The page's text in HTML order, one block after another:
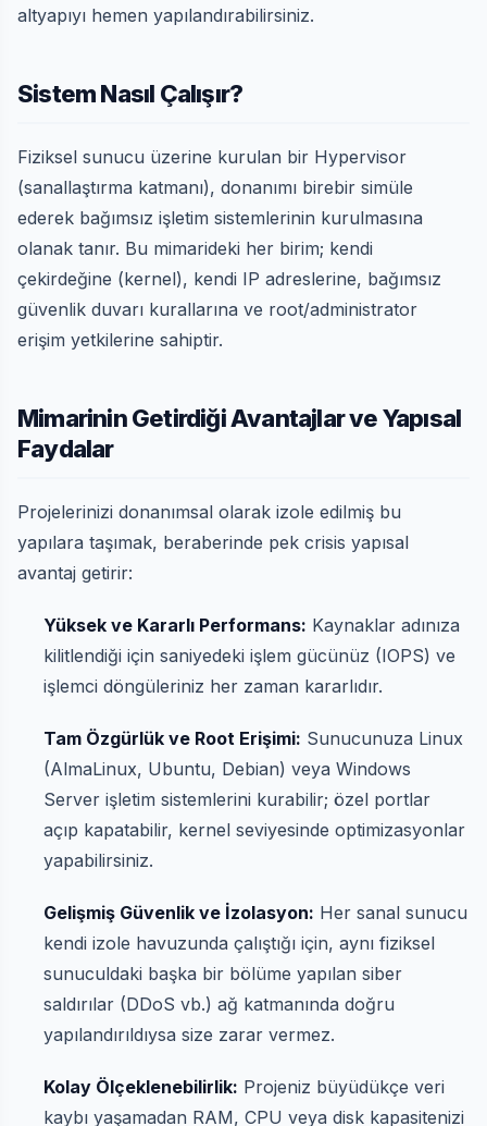
altyapıyı hemen yapılandırabilirsiniz.
Sistem Nasıl Çalışır?
Fiziksel sunucu üzerine kurulan bir Hypervisor
(sanallaştırma katmanı), donanımı birebir simüle
ederek bağımsız işletim sistemlerinin kurulmasına
olanak tanır. Bu mimarideki her birim; kendi
çekirdeğine (kernel), kendi IP adreslerine, bağımsız
güvenlik duvarı kurallarına ve root/administrator
erişim yetkilerine sahiptir.
Mimarinin Getirdiği Avantajlar ve Yapısal
Faydalar
Projelerinizi donanımsal olarak izole edilmiş bu
yapılara taşımak, beraberinde pek crisis yapısal
avantaj getirir:
Yüksek ve Kararlı Performans: Kaynaklar adınıza
kilitlendiği için saniyedeki işlem gücünüz (IOPS) ve
işlemci döngüleriniz her zaman kararlıdır.
Tam Özgürlük ve Root Erişimi: Sunucunuza Linux
(AlmaLinux, Ubuntu, Debian) veya Windows
Server işletim sistemlerini kurabilir; özel portlar
açıp kapatabilir, kernel seviyesinde optimizasyonlar
yapabilirsiniz.
Gelişmiş Güvenlik ve İzolasyon: Her sanal sunucu
kendi izole havuzunda çalıştığı için, aynı fiziksel
sunuculdaki başka bir bölüme yapılan siber
saldırılar (DDoS vb.) ağ katmanında doğru
yapılandırıldıysa size zarar vermez.
Kolay Ölçeklenebilirlik: Projeniz büyüdükçe veri
kaybı yaşamadan RAM, CPU veya disk kapasitenizi